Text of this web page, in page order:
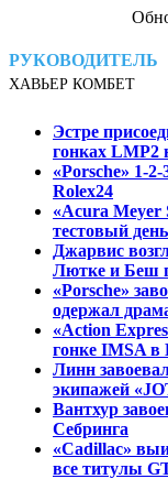
РУКОВОДИТЕЛЬ
ХАВЬЕР КОМБЕТ
Эстре
гонках LMP2
«Porsche» 1-
Rolex24
«Acura Meyer
тестовый
Джарвис
Лютке и Беш
«Porsche»
одержал
«Action
гонке IMSA в
Линн
экипажей
Вантхур
Себринга
«Cadillac»
все титулы